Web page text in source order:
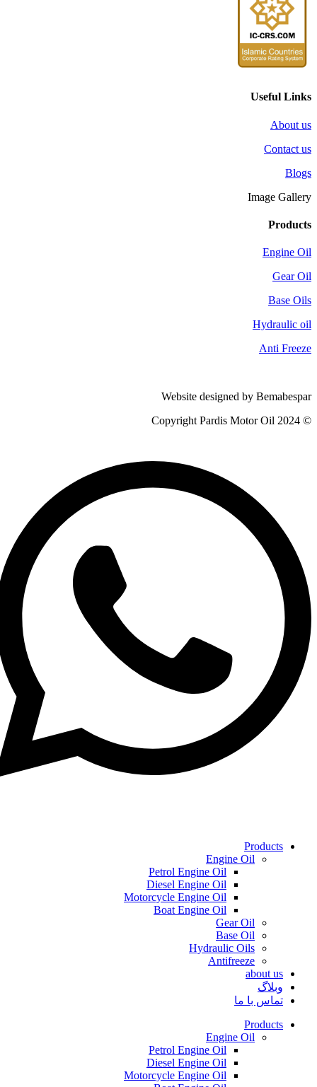
Useful Links
About us
Contact us
Blogs
Image Gallery
Products
Engine Oil
Gear Oil
Base Oils
Hydraulic oil
Anti Freeze
Website designed by Bemabespar
© 2024 Copyright Pardis Motor Oil
Products
Engine Oil
Petrol Engine Oil
Diesel Engine Oil
Motorcycle Engine Oil
Boat Engine Oil
Gear Oil
Base Oil
Hydraulic Oils
Antifreeze
about us
وبلاگ
تماس با ما
Products
Engine Oil
Petrol Engine Oil
Diesel Engine Oil
Motorcycle Engine Oil